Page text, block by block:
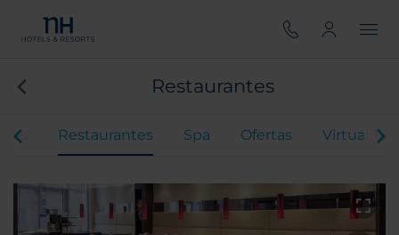
Restaurantes
Restaurantes Spa Ofertas Virtual